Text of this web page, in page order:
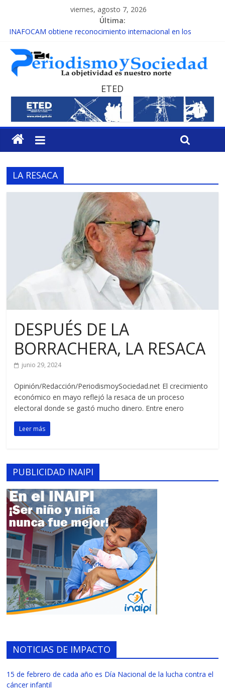
viernes, agosto 7, 2026
Última:
INAFOCAM obtiene reconocimiento internacional en los
15 de febrero de cada año es Día Nacional de la lucha contra el
cáncer infantil
EL ENFOQUE UNILATERAL DE LA COALICIÓN
MESCyT y Universidad Albizu apoyarán rehabilitación de
reclusos
MESCyT presenta calendario de Consulta Nacional por la
Educación
ETED
LA RESACA
DESPUÉS DE LA
BORRACHERA, LA RESACA
junio 29, 2024
Opinión/Redacción/PeriodismoySociedad.net El crecimiento
económico en mayo reflejó la resaca de un proceso
electoral donde se gastó mucho dinero. Entre enero
Leer más
PUBLICIDAD INAIPI
NOTICIAS DE IMPACTO
15 de febrero de cada año es Día Nacional de la lucha contra el
cáncer infantil